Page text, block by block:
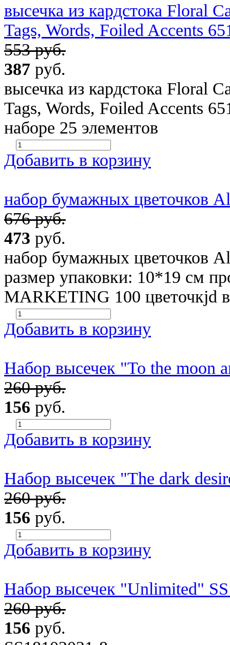
высечка из кардстока Floral
Tags, Words, Foiled Accents
553 руб.
387 руб.
высечка из кардстока Floral
Tags, Words, Foiled Accents
наборе 25 элементов
Добавить в корзину
набор бумажных цветочков
676 руб.
473 руб.
набор бумажных цветочков
размер упаковки: 10*19 см
MARKETING 100 цветочкjd
Добавить в корзину
Набор высечек "To the moon
260 руб.
156 руб.
Добавить в корзину
Набор высечек "The dark
260 руб.
156 руб.
Добавить в корзину
Набор высечек "Unlimited"
260 руб.
156 руб.